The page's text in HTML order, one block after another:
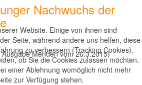
Nachwuchs der
Menden vom 26.3.2015)
Website. Einige von ihnen sind
Seite, während andere uns helfen, diese
zu verbessern (Tracking Cookies).
ob Sie die Cookies zulassen möchten.
einer Ablehnung womöglich nicht mehr
zur Verfügung stehen.